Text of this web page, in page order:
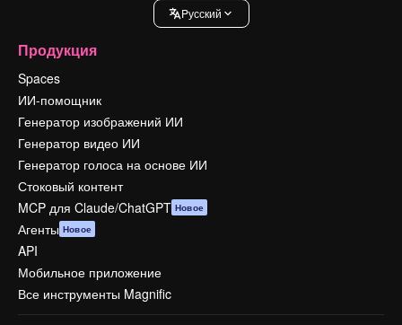
Pусский
Продукция
Spaces
ИИ-помощник
Генератор изображений ИИ
Генератор видео ИИ
Генератор голоса на основе ИИ
Стоковый контент
MCP для Claude/ChatGPT Новое
Агенты Новое
API
Мобильное приложение
Все инструменты Magnific